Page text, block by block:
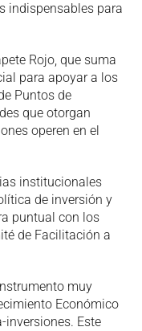
indispensables para
Rojo, que suma
para apoyar a los
Puntos de
que otorgan
operen en el
institucionales
de inversión y
puntual con los
de Facilitación a
muy
Económico
inversiones. Este